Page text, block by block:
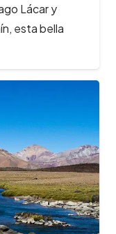
Lácar y
esta bella